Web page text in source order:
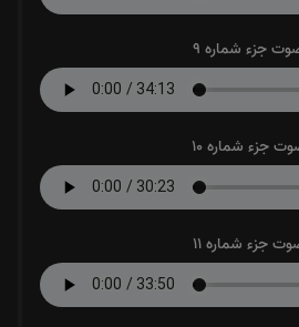
جزء شماره 9
جزء شماره 10
جزء شماره 11